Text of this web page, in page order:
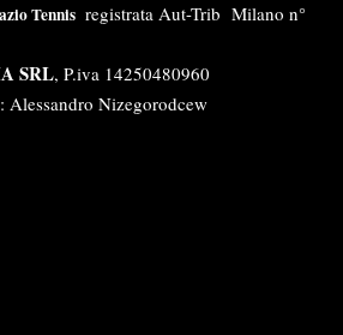
Tennis registrata Aut-Trib Milano n°
SRL, P.iva 14250480960
Alessandro Nizegorodcew